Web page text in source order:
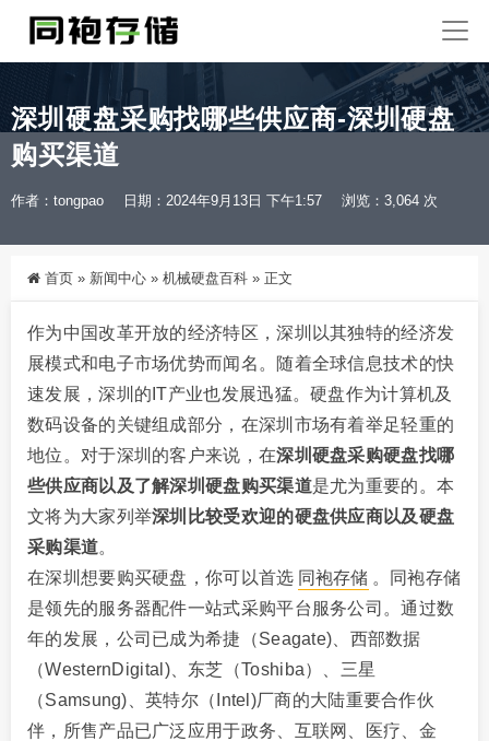
深圳硬盘采购找哪些供应商-深圳硬盘
购买渠道
作者：tongpao 日期：2024年9月13日 下午1:57 浏览：3,064 次
首页 » 新闻中心 » 机械硬盘百科 » 正文
作为中国改革开放的经济特区，深圳以其独特的经济发
展模式和电子市场优势而闻名。随着全球信息技术的快
速发展，深圳的IT产业也发展迅猛。硬盘作为计算机及
数码设备的关键组成部分，在深圳市场有着举足轻重的
地位。对于深圳的客户来说，在深圳硬盘采购硬盘找哪
些供应商以及了解深圳硬盘购买渠道是尤为重要的。本
文将为大家列举深圳比较受欢迎的硬盘供应商以及硬盘
采购渠道。
在深圳想要购买硬盘，你可以首选 同袍存储 。同袍存储
是领先的服务器配件一站式采购平台服务公司。通过数
年的发展，公司已成为希捷（Seagate)、西部数据
（WesternDigital)、东芝（Toshiba）、三星
（Samsung)、英特尔（Intel)厂商的大陆重要合作伙
伴，所售产品已广泛应用于政务、互联网、医疗、金